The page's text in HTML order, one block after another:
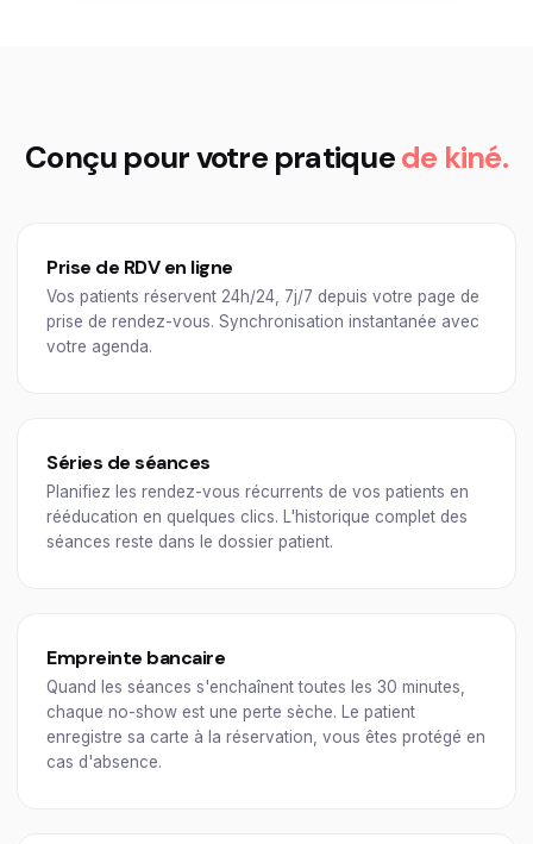
Conçu pour votre pratiquede kiné.
Prise de RDV en ligne
Vos patients réservent 24h/24, 7j/7 depuis votre page de
prise de rendez-vous. Synchronisation instantanée avec
votre agenda.
Séries de séances
Planifiez les rendez-vous récurrents de vos patients en
rééducation en quelques clics. L'historique complet des
séances reste dans le dossier patient.
Empreinte bancaire
Quand les séances s'enchaînent toutes les 30 minutes,
chaque no-show est une perte sèche. Le patient
enregistre sa carte à la réservation, vous êtes protégé en
cas d'absence.